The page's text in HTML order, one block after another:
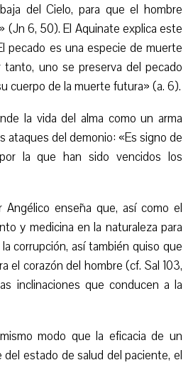
del Cielo, para que el hombre
(Jn 6, 50). El Aquinate explica este
pecado es una especie de muerte
tanto, uno se preserva del pecado
cuerpo de la muerte futura» (a. 6).
la vida del alma como un arma
ataques del demonio: «Es signo de
la que han sido vencidos los
Angélico enseña que, así como el
y medicina en la naturaleza para
corrupción, así también quiso que
el corazón del hombre (cf. Sal 103,
inclinaciones que conducen a la
modo que la eficacia de un
estado de salud del paciente, el